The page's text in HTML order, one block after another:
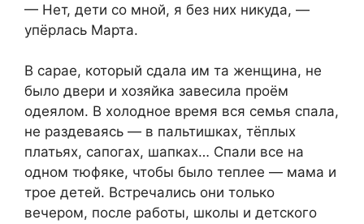
— Нет, дети со мной, я без них никуда, —
упёрлась Марта.
В сарае, который сдала им та женщина, не
было двери и хозяйка завесила проём
одеялом. В холодное время вся семья спала,
не раздеваясь — в пальтишках, тёплых
платьях, сапогах, шапках… Спали все на
одном тюфяке, чтобы было теплее — мама и
трое детей. Встречались они только
вечером, после работы, школы и детского